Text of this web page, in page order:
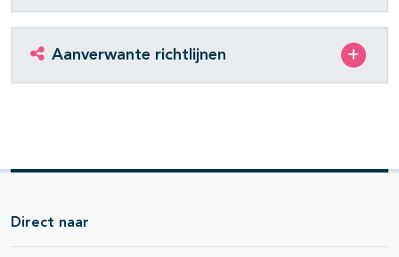
Aanverwante richtlijnen
Direct naar